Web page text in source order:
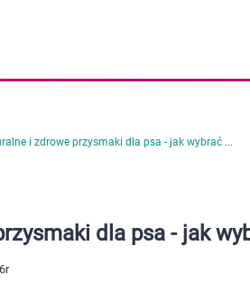
i zdrowe przysmaki dla psa - jak wybrać ...
dla psa - jak
r